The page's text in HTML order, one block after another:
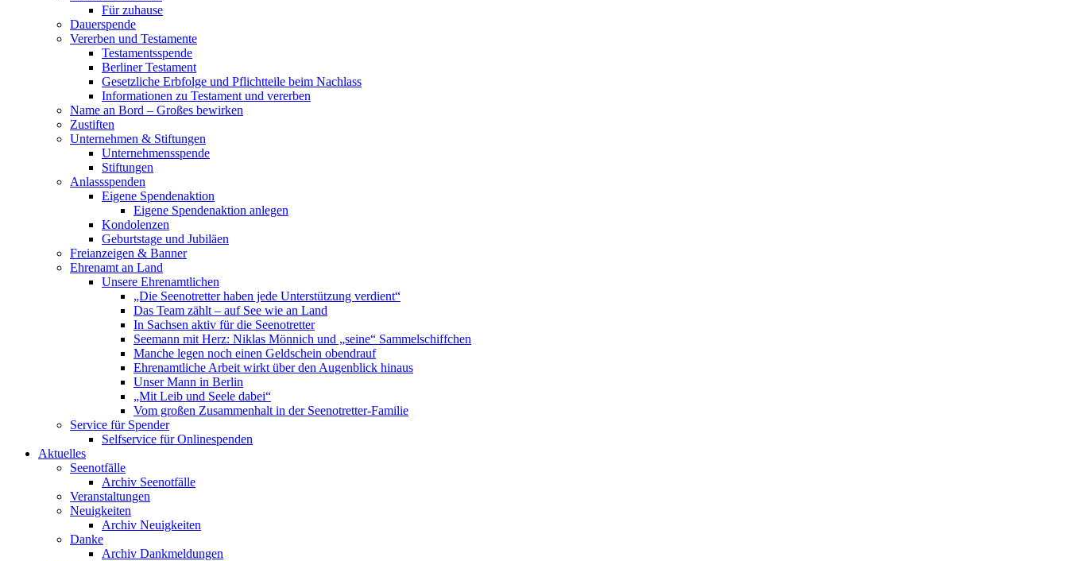
Für zuhause
Dauerspende
Vererben und Testamente
Testamentsspende
Berliner Testament
Gesetzliche Erbfolge und Pflichtteile beim Nachlass
Informationen zu Testament und vererben
Name an Bord – Großes bewirken
Zustiften
Unternehmen & Stiftungen
Unternehmensspende
Stiftungen
Anlassspenden
Eigene Spendenaktion
Eigene Spendenaktion anlegen
Kondolenzen
Geburtstage und Jubiläen
Freianzeigen & Banner
Ehrenamt an Land
Unsere Ehrenamtlichen
„Die Seenotretter haben jede Unterstützung verdient“
Das Team zählt – auf See wie an Land
In Sachsen aktiv für die Seenotretter
Seemann mit Herz: Niklas Mönnich und „seine“ Sammelschiffchen
Manche legen noch einen Geldschein obendrauf
Ehrenamtliche Arbeit wirkt über den Augenblick hinaus
Unser Mann in Berlin
„Mit Leib und Seele dabei“
Vom großen Zusammenhalt in der Seenotretter-Familie
Service für Spender
Selfservice für Onlinespenden
Aktuelles
Seenotfälle
Archiv Seenotfälle
Veranstaltungen
Neuigkeiten
Archiv Neuigkeiten
Danke
Archiv Dankmeldungen